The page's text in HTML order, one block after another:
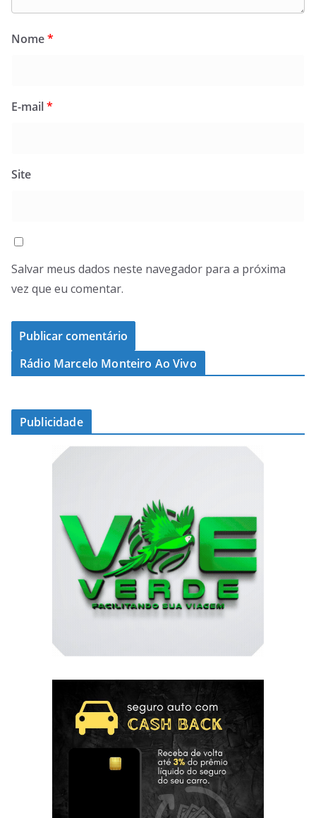
Nome*
E-mail*
Site
Salvar meus dados neste navegador para a próxima
vez que eu comentar.
Rádio Marcelo Monteiro Ao Vivo
Publicidade